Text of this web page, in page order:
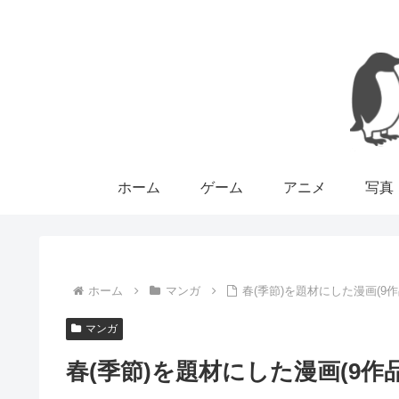
ホーム ゲーム アニメ 写真
ホーム マンガ 春(季節)を題材にした漫画(9
マンガ
春(季節)を題材にした漫画(9作